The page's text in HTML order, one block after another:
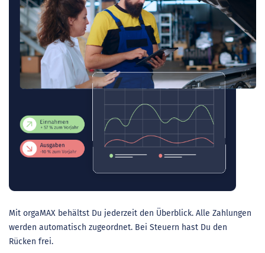
Mit orgaMAX behältst Du jederzeit den Überblick. Alle Zahlungen
werden automatisch zugeordnet. Bei Steuern hast Du den
Rücken frei.